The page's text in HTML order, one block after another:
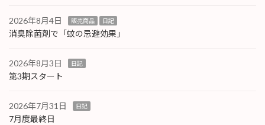
2026年8月4日 販売商品 日記
消臭除菌剤で「蚊の忌避効果」
2026年8月3日 日記
第3期スタート
2026年7月31日 日記
7月度最終日